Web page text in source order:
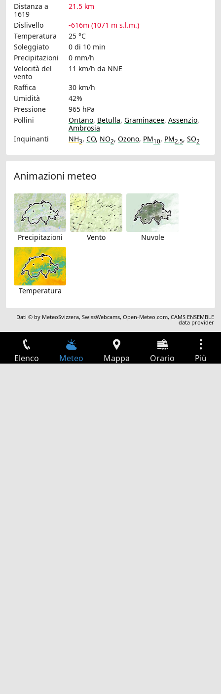
Distanza a
1619
21.5 km
Dislivello
-616m (1071 m s.l.m.)
Temperatura
25 °C
Soleggiato
0 di 10 min
Precipitazioni
0 mm/h
Velocità del
vento
11 km/h da NNE
Raffica
30 km/h
Umidità
42%
Pressione
965 hPa
Pollini
Ontano, Betulla, Graminacee, Assenzio,
Ambrosia
Inquinanti
NH3, CO, NO2, Ozono, PM10, PM2.5, SO2
Animazioni meteo
Precipitazioni Vento Nuvole
Temperatura
Dati © by MeteoSvizzera,SwissWebcams,Open-Meteo.com,CAMS ENSEMBLE
data provider
Elenco Meteo Mappa Orario Più